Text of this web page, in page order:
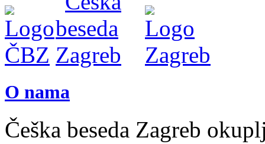
O nama
Češka beseda Zagreb